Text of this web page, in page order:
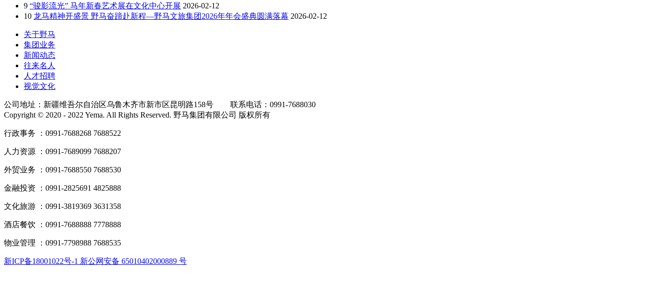
9 “骏影流光” 马年新春艺术展在文化中心开展 2026-02-12
10 龙马精神开盛景 野马奋蹄赴新程—野马文旅集团2026年年会盛典圆满落幕 2026-02-12
关于野马
集团业务
新闻动态
往来名人
人才招聘
视觉文化
公司地址：新疆维吾尔自治区乌鲁木齐市新市区昆明路158号
联系电话：0991-7688030
Copyright © 2020 - 2022 Yema. All Rights Reserved. 野马集团有限公司 版权所有
行政事务 ：0991-7688268 7688522
人力资源 ：0991-7689099 7688207
外贸业务 ：0991-7688550 7688530
金融投资 ：0991-2825691 4825888
文化旅游 ：0991-3819369 3631358
酒店餐饮 ：0991-7688888 7778888
物业管理 ：0991-7798988 7688535
新ICP备18001022号-1 新公网安备 65010402000889 号